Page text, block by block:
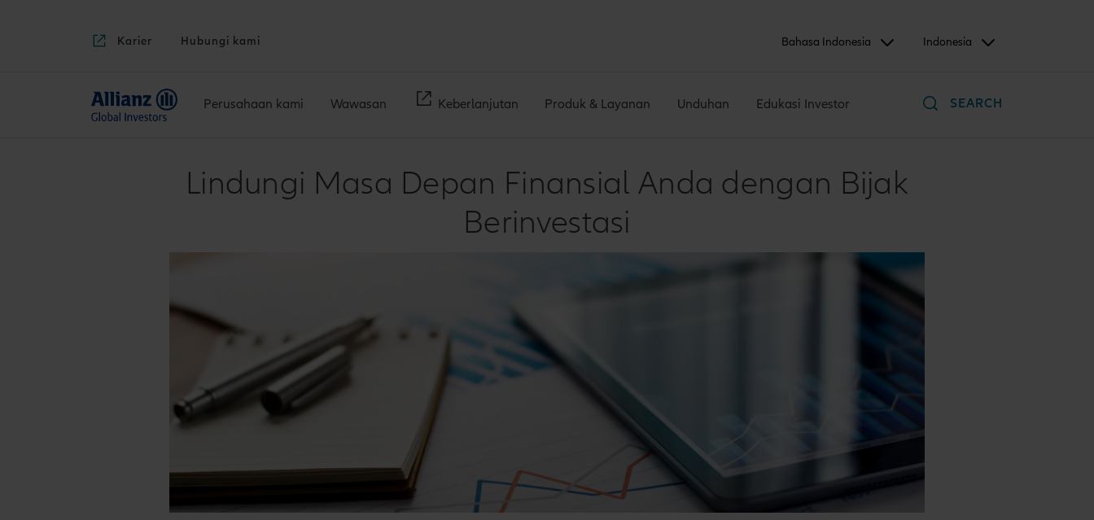
Karier Hubungi kami Bahasa Indonesia Indonesia
Perusahaan kami Wawasan Keberlanjutan Produk & Layanan Unduhan Edukasi Investor SEARCH
Lindungi Masa Depan Finansial Anda dengan Bijak
Berinvestasi